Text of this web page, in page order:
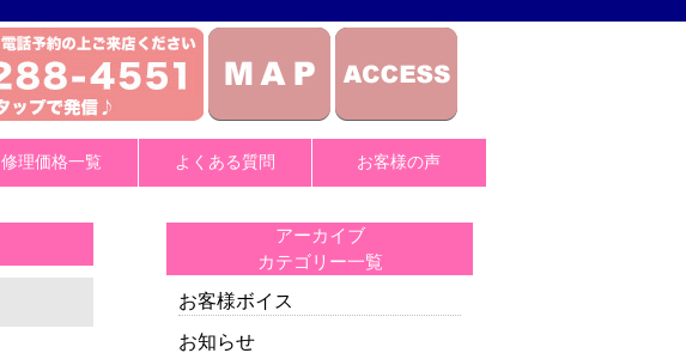
修理価格一覧 よくある質問 お客様の声
アーカイブ
カテゴリー一覧
お客様ボイス
お知らせ